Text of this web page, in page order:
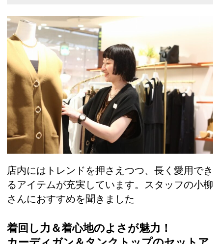
店内にはトレンドを押さえつつ、長く愛用でき
るアイテムが充実しています。スタッフの小柳
さんにおすすめを聞きました
着回し力＆着心地のよさが魅力！